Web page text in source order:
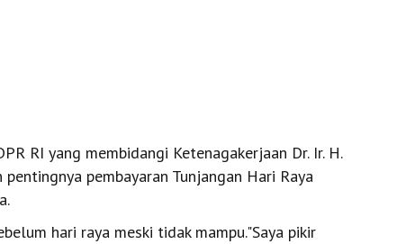
RI yang membidangi Ketenagakerjaan Dr. Ir. H.
pembayaran Tunjangan Hari Raya
hari raya meski tidak mampu."Saya pikir